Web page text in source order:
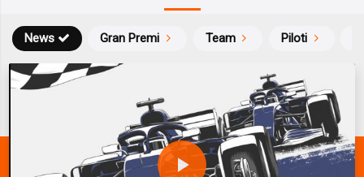
News Gran Premi Team Piloti